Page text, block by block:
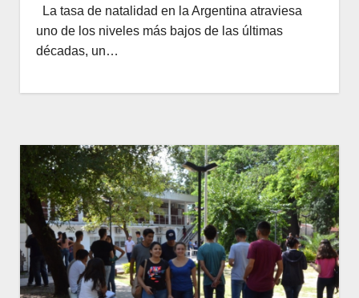
La tasa de natalidad en la Argentina atraviesa
uno de los niveles más bajos de las últimas
décadas, un…